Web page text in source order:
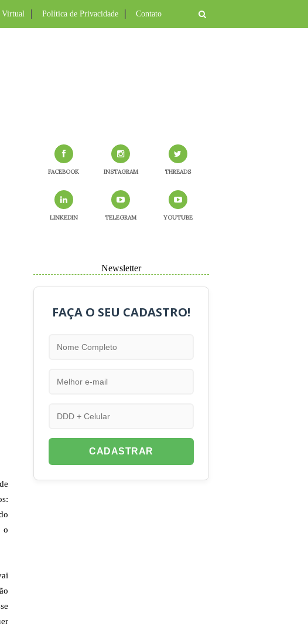
Virtual Política de Privacidade Contato
o
FACEBOOK INSTAGRAM THREADS
LINKEDIN TELEGRAM YOUTUBE
Newsletter
FAÇA O SEU CADASTRO!
CADASTRAR